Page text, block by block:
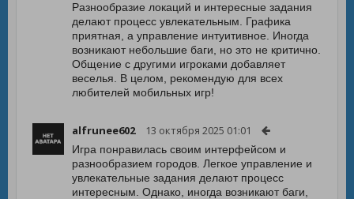
Разнообразие локаций и интересные задания
делают процесс увлекательным. Графика
приятная, а управление интуитивное. Иногда
возникают небольшие баги, но это не критично.
Общение с другими игроками добавляет
веселья. В целом, рекомендую для всех
любителей мобильных игр!
alfrunee602 13 октября 2025 01:01
Игра понравилась своим интерфейсом и
разнообразием городов. Легкое управление и
увлекательные задания делают процесс
интересным. Однако, иногда возникают баги,